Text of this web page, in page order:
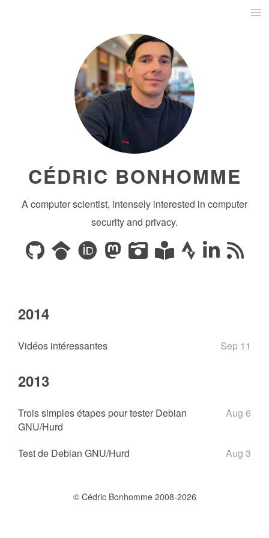
CÉDRIC BONHOMME
A computer scientist, intensely interested in computer
security and privacy.
2014
Vidéos intéressantes Sep 11
2013
Trois simples étapes pour tester Debian
GNU/Hurd
Aug 6
Test de Debian GNU/Hurd Aug 3
© Cédric Bonhomme 2008-2026